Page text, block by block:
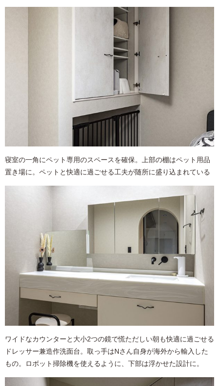
寝室の一角にペット専用のスペースを確保。上部の棚はペット用品
置き場に。ペットと快適に過ごせる工夫が随所に盛り込まれている
ワイドなカウンターと大小2つの鏡で慌ただしい朝も快適に過ごせる
ドレッサー兼造作洗面台。取っ手はNさん自身が海外から輸入した
もの。ロボット掃除機を使えるように、下部は浮かせた設計に。